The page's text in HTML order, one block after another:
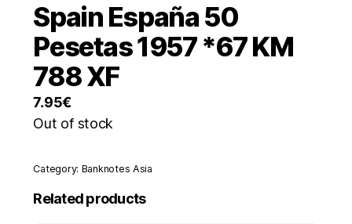
Spain España 50
Pesetas 1957 *67 KM
788 XF
7.95€
Out of stock
Category: Banknotes Asia
Related products